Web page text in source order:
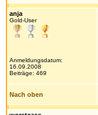
anja
Gold-User
Anmeldungsdatum:
16.09.2008
Beiträge: 469
Nach oben